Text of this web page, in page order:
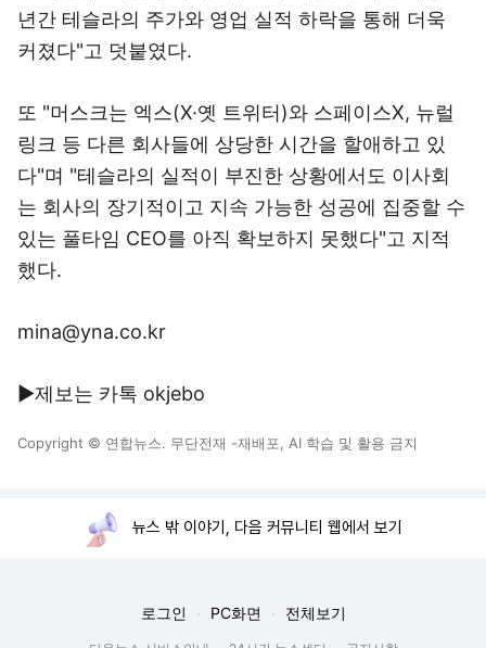
년간 테슬라의 주가와 영업 실적 하락을 통해 더욱
커졌다"고 덧붙였다.
또 "머스크는 엑스(X·옛 트위터)와 스페이스X, 뉴럴
링크 등 다른 회사들에 상당한 시간을 할애하고 있
다"며 "테슬라의 실적이 부진한 상황에서도 이사회
는 회사의 장기적이고 지속 가능한 성공에 집중할 수
있는 풀타임 CEO를 아직 확보하지 못했다"고 지적
했다.
mina@yna.co.kr
▶제보는 카톡 okjebo
Copyright © 연합뉴스. 무단전재 -재배포, AI 학습 및 활용 금지
뉴스 밖 이야기, 다음 커뮤니티 웹에서 보기
로그인 PC화면 전체보기